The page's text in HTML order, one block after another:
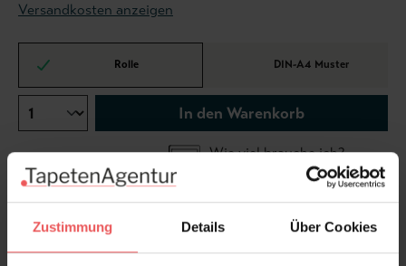
Zustimmung Details Über Cookies
Versandkosten anzeigen
Rolle DIN-A4 Muster
In den Warenkorb
Wie viel brauche ich?
Rollen & Mengen berechnen
Je nach Blickwinkel ändern sich die Farben von